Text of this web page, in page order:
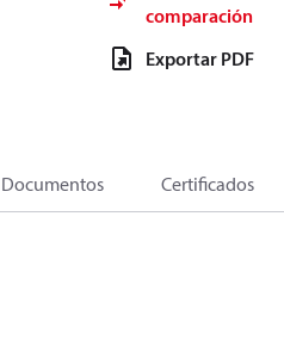
comparación
Exportar PDF
Documentos Certificados